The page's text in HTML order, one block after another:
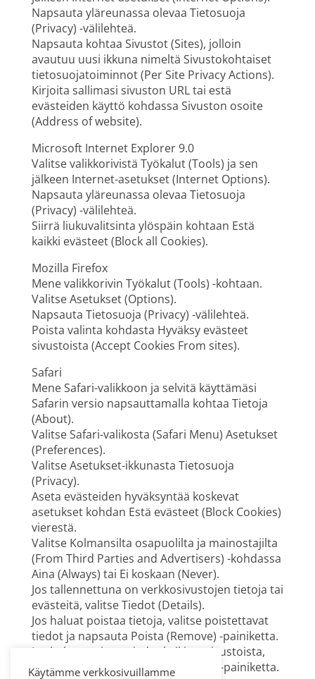
Napsauta yläreunassa olevaa Tietosuoja
(Privacy) -välilehteä.
Napsauta kohtaa Sivustot (Sites), jolloin
avautuu uusi ikkuna nimeltä Sivustokohtaiset
tietosuojatoiminnot (Per Site Privacy Actions).
Kirjoita sallimasi sivuston URL tai estä
evästeiden käyttö kohdassa Sivuston osoite
(Address of website).
Microsoft Internet Explorer 9.0
Valitse valikkorivistä Työkalut (Tools) ja sen
jälkeen Internet-asetukset (Internet Options).
Napsauta yläreunassa olevaa Tietosuoja
(Privacy) -välilehteä.
Siirrä liukuvalitsinta ylöspäin kohtaan Estä
kaikki evästeet (Block all Cookies).
Mozilla Firefox
Mene valikkorivin Työkalut (Tools) -kohtaan.
Valitse Asetukset (Options).
Napsauta Tietosuoja (Privacy) -välilehteä.
Poista valinta kohdasta Hyväksy evästeet
sivustoista (Accept Cookies From sites).
Safari
Mene Safari-valikkoon ja selvitä käyttämäsi
Safarin versio napsauttamalla kohtaa Tietoja
(About).
Valitse Safari-valikosta (Safari Menu) Asetukset
(Preferences).
Valitse Asetukset-ikkunasta Tietosuoja
(Privacy).
Aseta evästeiden hyväksyntää koskevat
asetukset kohdan Estä evästeet (Block Cookies)
vierestä.
Valitse Kolmansilta osapuolilta ja mainostajilta
(From Third Parties and Advertisers) -kohdassa
Aina (Always) tai Ei koskaan (Never).
Jos tallennettuna on verkkosivustojen tietoja tai
evästeitä, valitse Tiedot (Details).
Jos haluat poistaa tietoja, valitse poistettavat
tiedot ja napsauta Poista (Remove) -painiketta.
Jos haluat poistaa tiedot kaikista sivustoista,
napsauta Poista kaikki (Remove All) -painiketta.
Käytämme verkkosivuillamme